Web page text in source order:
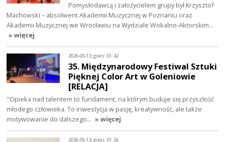
Pomysłodawcą i założycielem grupy był Krzysztof
Machowski – absolwent Akademii Muzycznej w Poznaniu oraz
Akademii Muzycznej we Wrocławiu na Wydziale Wokalno-Aktorskim…
» więcej
2026-05-13, godz. 01:42
35. Międzynarodowy Festiwal Sztuki
Pięknej Color Art w Goleniowie
[RELACJA]
"Opieka nad talentem to fundament, na którym buduje się przyszłość
młodego człowieka. To inwestycja w pasję, kreatywność, ale także
motywowanie do dalszego… » więcej
2026-05-13, godz. 01:26